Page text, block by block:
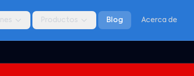
Productos Blog Acerca de